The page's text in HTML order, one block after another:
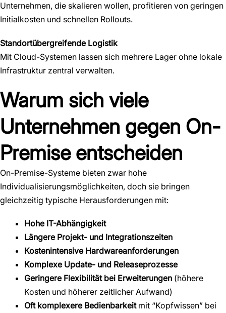
Unternehmen, die skalieren wollen, profitieren von geringen
Initialkosten und schnellen Rollouts.
Standortübergreifende Logistik
Mit Cloud-Systemen lassen sich mehrere Lager ohne lokale
Infrastruktur zentral verwalten.
Warum sich viele
Unternehmen gegen On-
Premise entscheiden
On-Premise-Systeme bieten zwar hohe
Individualisierungsmöglichkeiten, doch sie bringen
gleichzeitig typische Herausforderungen mit:
Hohe IT-Abhängigkeit
Längere Projekt- und Integrationszeiten
Kostenintensive Hardwareanforderungen
Komplexe Update- und Releaseprozesse
Geringere Flexibilität bei Erweiterungen (höhere
Kosten und höherer zeitlicher Aufwand)
Oft komplexere Bedienbarkeitmit “Kopfwissen” bei